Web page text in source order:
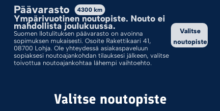
valikoima ja parhaat tarjoukset ovat esillä vain rajoitetusti.
Verkkokaupan valikoima vaihtuu ennen venetsialaisten ja
vuodenvaihteen myyntipäiviä rajatummaksi sesonkivalikoimaksi.
Tiedotamme sivuilla etukäteen ennen kuin valikoima vaihtuu
suppeammaksi. Haluamansa tuotteet varmistaa itselleen
lainsäädännön puolesta mahdollista. Tuotteet voi ostaa
Päävarasto 4300 km
Ympärivuotinen noutopiste. Nouto ei
mahdollista joulukuussa.
Suomen Ilotulituksen päävarasto on avoinna
sopimuksen mukaisesti. Osoite Rakettikaari 41,
08700 Lohja. Ole yhteydessä asiakaspaveluun
sopiaksesi noutoajankohdan tilauksesi jälkeen, valitse
toivottua noutoajankohtaa lähempi vaihtoehto.
Valitse
noutopiste
Valitse noutopiste